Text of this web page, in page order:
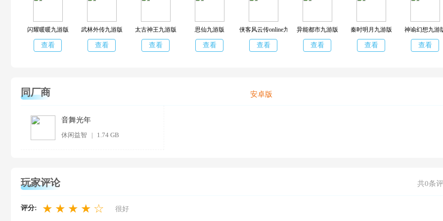
闪耀暖暖九游版
查看
武林外传九游版
查看
太古神王九游版
查看
思仙九游版
查看
侠客风云传online九游版
查看
异能都市九游版
查看
秦时明月九游版
查看
神谕幻想九游
查看
同厂商 安卓版
音舞光年
休闲益智 | 1.74 GB
玩家评论 共0条
评分: ★ ★ ★ ★ ☆ 很好